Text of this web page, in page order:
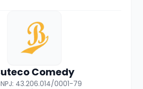
Comedy
43.206.014/0001-79